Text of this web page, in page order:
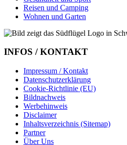
Reisen und Camping
Wohnen und Garten
INFOS / KONTAKT
Impressum / Kontakt
Datenschutzerklärung
Cookie-Richtlinie (EU)
Bildnachweis
Werbehinweis
Disclaimer
Inhaltsverzeichnis (Sitemap)
Partner
Über Uns